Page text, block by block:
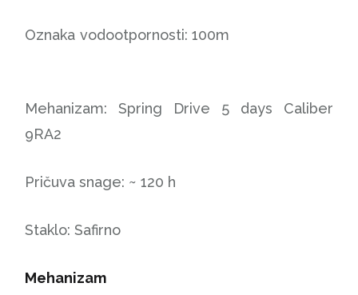
Oznaka vodootpornosti: 100m
Mehanizam: Spring Drive 5 days Caliber
9RA2
Pričuva snage: ~ 120 h
Staklo: Safirno
Mehanizam